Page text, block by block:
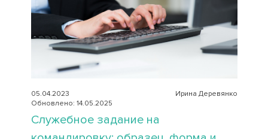
05.04.2023
Обновлено: 14.05.2025
Ирина Деревянко
Служебное задание на